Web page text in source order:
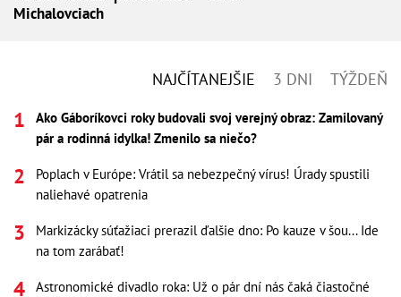
Michalovciach
NAJČÍTANEJŠIE 3 DNI TÝŽDEŇ
Ako Gáboríkovci roky budovali svoj verejný obraz: Zamilovaný
pár a rodinná idylka! Zmenilo sa niečo?
Poplach v Európe: Vrátil sa nebezpečný vírus! Úrady spustili
naliehavé opatrenia
Markizácky súťažiaci prerazil ďalšie dno: Po kauze v šou... Ide
na tom zarábať!
Astronomické divadlo roka: Už o pár dní nás čaká čiastočné